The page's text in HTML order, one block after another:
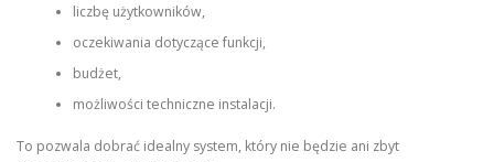
liczbę użytkowników,
oczekiwania dotyczące funkcji,
budżet,
możliwości techniczne instalacji.
To pozwala dobrać idealny system, który nie będzie ani zbyt